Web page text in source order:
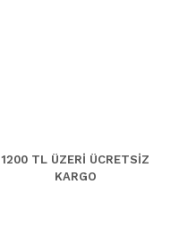
1200 TL ÜZERİ ÜCRETSİZ
KARGO